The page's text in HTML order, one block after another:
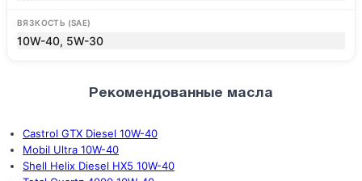
ВЯЗКОСТЬ (SAE)
10W-40, 5W-30
Рекомендованные масла
Castrol GTX Diesel 10W-40
Mobil Ultra 10W-40
Shell Helix Diesel HX5 10W-40